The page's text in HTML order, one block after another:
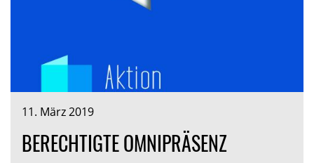
11. März 2019
BERECHTIGTE OMNIPRÄSENZ